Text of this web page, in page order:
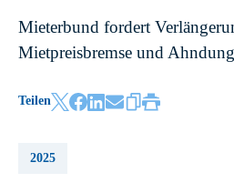
Mieterbund fordert
Mietpreisbremse und
Teilen
2025